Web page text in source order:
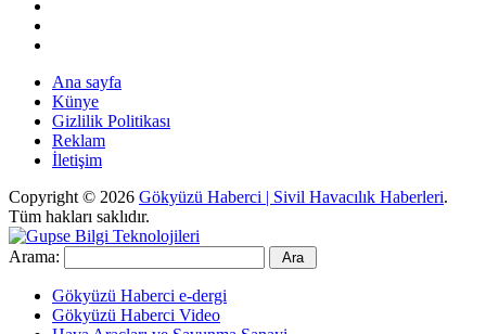
Ana sayfa
Künye
Gizlilik Politikası
Reklam
İletişim
Copyright © 2026 Gökyüzü Haberci | Sivil Havacılık Haberleri.
Tüm hakları saklıdır.
Arama:
Gökyüzü Haberci e-dergi
Gökyüzü Haberci Video